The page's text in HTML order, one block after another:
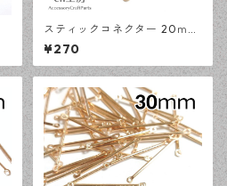
スティックコネクター 20ｍｍ
上下カン KCゴールド 100本
メタルバー デザインパーツ
【en工房】
¥270